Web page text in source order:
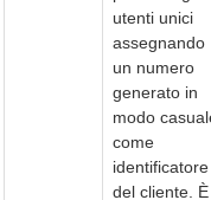
utenti unici
assegnando
un numero
generato in
modo
come
identificatore
del cliente. È